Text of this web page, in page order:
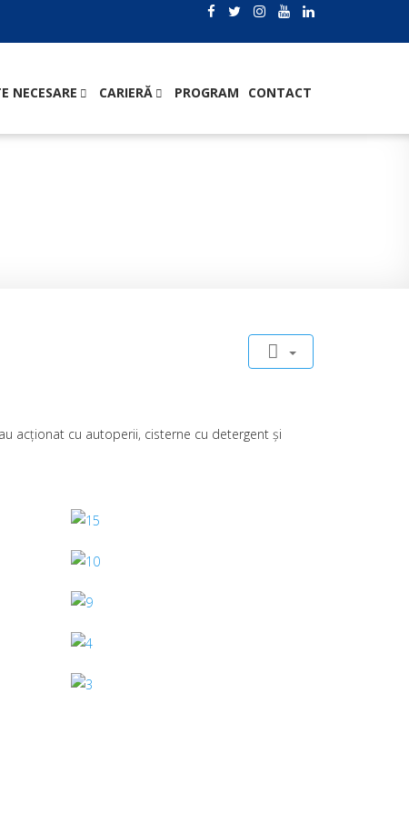
NECESARE CARIERĂ PROGRAM CONTACT
acționat cu autoperii, cisterne cu detergent și